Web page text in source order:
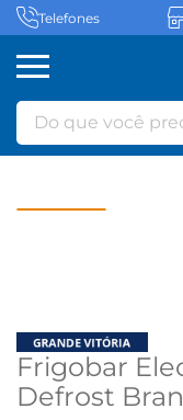
Telefones
Do que você
Frigobar
Defrost